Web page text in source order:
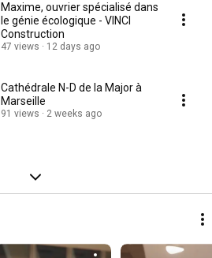
Maxime, ouvrier spécialisé dans
le génie écologique - VINCI
Construction
47 views 12 days ago
Cathédrale N-D de la Major à
Marseille
91 views 2 weeks ago